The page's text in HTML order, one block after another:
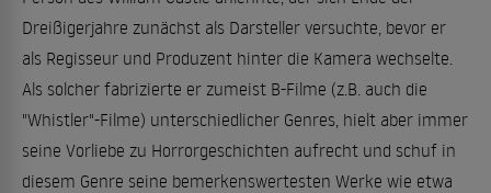
Dreißigerjahre zunächst als Darsteller versuchte, bevor er
als Regisseur und Produzent hinter die Kamera wechselte.
Als solcher fabrizierte er zumeist B-Filme (z.B. auch die
"Whistler"-Filme) unterschiedlicher Genres, hielt aber immer
seine Vorliebe zu Horrorgeschichten aufrecht und schuf in
diesem Genre seine bemerkenswertesten Werke wie etwa